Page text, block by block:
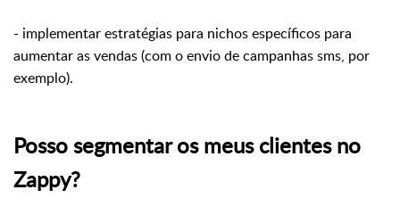
- implementar estratégias para nichos específicos para
aumentar as vendas (com o envio de campanhas sms, por
exemplo).
Posso segmentar os meus clientes no
Zappy?